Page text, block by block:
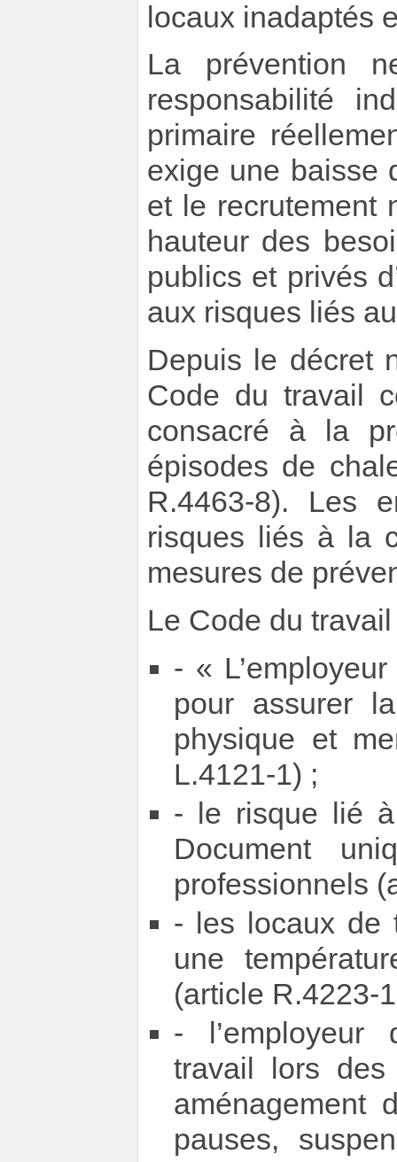
locaux inadaptés
La prévention
responsabilité
primaire
exige une baisse
et le recrutement
hauteur des
publics et privés
aux risques liés
Depuis le décret
Code du travail
consacré à la
épisodes de
R.4463-8). Les
risques liés à la
mesures de
Le Code du
- «
pour assurer
physique et
L.4121-1) ;
- le risque lié
Document
professionnels
- les locaux de
une
(article R.4223-
- l’employeur
travail lors
aménagement
pauses,